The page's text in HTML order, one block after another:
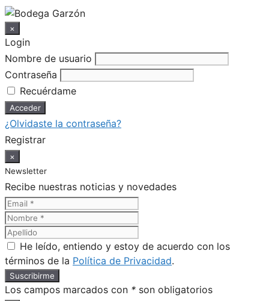
×
Login
Nombre de usuario
Contraseña
Recuérdame
¿Olvidaste la contraseña?
Registrar
×
Newsletter
Recibe nuestras noticias y novedades
He leído, entiendo y estoy de acuerdo con los
términos de la Política de Privacidad.
Los campos marcados con * son obligatorios